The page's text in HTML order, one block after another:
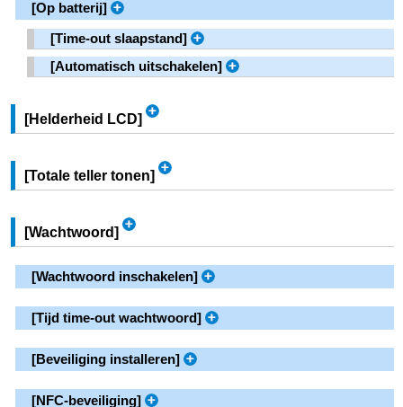
[Op batterij]
[Time-out slaapstand]
[Automatisch uitschakelen]
[Helderheid LCD]
[Totale teller tonen]
[Wachtwoord]
[Wachtwoord inschakelen]
[Tijd time-out wachtwoord]
[Beveiliging installeren]
[NFC-beveiliging]